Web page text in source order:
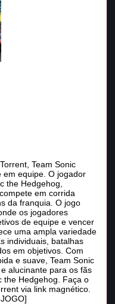
Team Sonic
em equipe. O jogador
the Hedgehog,
em corrida
da franquia. O jogo
os jogadores
de equipe e vencer
uma ampla variedade
individuais, batalhas
em objetivos. Com
e suave, Team Sonic
alucinante para os fãs
the Hedgehog. Faça o
via link magnético.